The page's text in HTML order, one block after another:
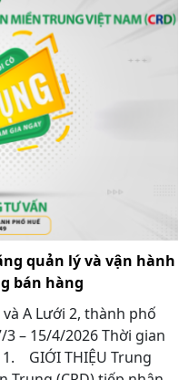
quản lý và vận hành
bán hàng
A Lưới 2, thành phố
– 15/4/2026 Thời gian
1. GIỚI THIỆU Trung